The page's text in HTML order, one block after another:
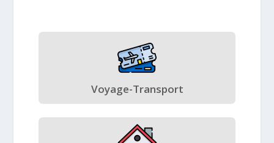
Voyage-Transport